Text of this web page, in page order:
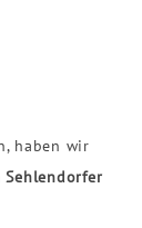
haben wir
Sehlendorfer